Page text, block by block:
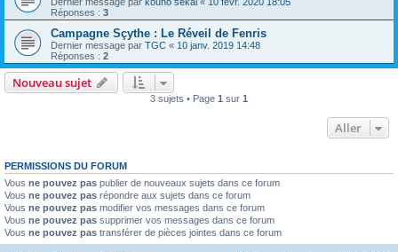
Réponses : 3
Campagne Sçythe : Le Réveil de Fenris
Dernier message par TGC « 10 janv. 2019 14:48
Réponses : 2
Nouveau sujet
3 sujets • Page 1 sur 1
Aller
PERMISSIONS DU FORUM
Vous ne pouvez pas publier de nouveaux sujets dans ce forum
Vous ne pouvez pas répondre aux sujets dans ce forum
Vous ne pouvez pas modifier vos messages dans ce forum
Vous ne pouvez pas supprimer vos messages dans ce forum
Vous ne pouvez pas transférer de pièces jointes dans ce forum